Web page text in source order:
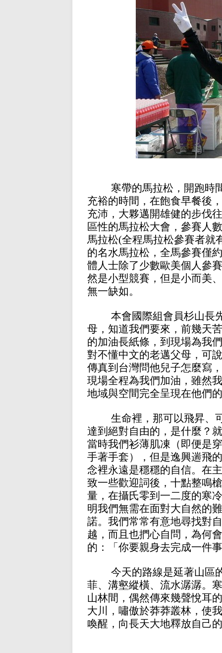
寒帶的馬拉松，開跑時
充裕的時間，在飽食早餐後
充沛，大夥邁開雄健的步伐
區性的馬拉松大會，參賽人
馬拉松(全程馬拉松參賽者就
的名水馬拉松，全馬參賽僅
體人士除了少數歐美個人參
然是小型競賽，但是小而美
無一缺如。
本會國際組會員杉山長
母，知道我們要來，前幾天
的加油長紙條，到現場為我
對不懂中文的老邁父母，可
傳真到台灣問他兒子怎麼寫
現場全程為我們加油，雖然
地域與空間完全呈現在他們
生命裡，那可以飛昇、
達到絕對自由的，是什麼？
當時我們衫薄肌凍（即便是
手著手套），但是逸興遄飛
念裡永遠是穩穩的自信。在
致一些歡迎詞後，十點整鳴
量，在攝氏零到一二度的寒
明我們無需在面對大自然的
諾。我們常常有意地尋找對
越，而且也捫心自問，為何
的：「你要親身去完成一件事
今天的路線是延著山區
菲、溝壑縱橫、流水潺潺。
山林間，偶然傳來幾聲悅耳
大川，嘯傲於莽莽叢林，使
喚醒，向長天大地釋放自己